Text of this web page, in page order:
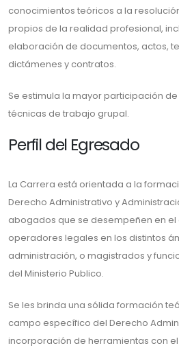
conocimientos teóricos a la
propios de la realidad profesional,
elaboración de documentos, actos,
dictámenes y contratos.
Se estimula la mayor participación
técnicas de trabajo grupal.
Perfil del Egresado
La Carrera está orientada a la
Derecho Administrativo y
abogados que se desempeñen en
operadores legales en los distintos
administración, o magistrados y
del Ministerio Publico.
Se les brinda una sólida formación
campo específico del Derecho
incorporación de herramientas con